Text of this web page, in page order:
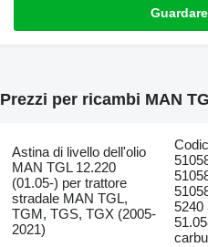
Prezzi per ricambi MAN
Astina di livello dell'olio
MAN TGL 12.220
(01.05-) per trattore
stradale MAN TGL,
TGM, TGS, TGX (2005-
2021)
5240